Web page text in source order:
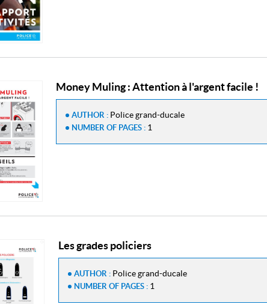
Money Muling : Attention à l'argent facile !
AUTHOR : Police grand-ducale
NUMBER OF PAGES : 1
Les grades policiers
AUTHOR : Police grand-ducale
NUMBER OF PAGES : 1